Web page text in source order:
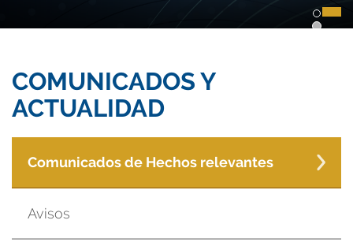
COMUNICADOS Y
ACTUALIDAD
Comunicados de Hechos relevantes
Avisos